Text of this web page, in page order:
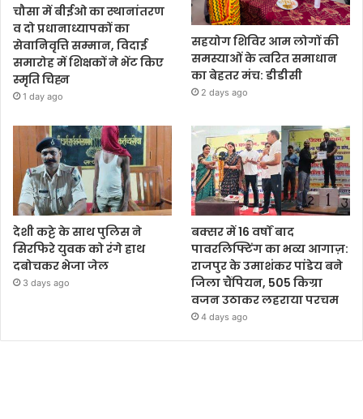
चौसा में बीईओ का स्थानांतरण
व दो प्रधानाध्यापकों का
सेवानिवृत्ति सम्मान, विदाई
समारोह में शिक्षकों ने भेंट किए
स्मृति चिह्न
1 day ago
सहयोग शिविर आम लोगों की
समस्याओं के त्वरित समाधान
का बेहतर मंच: डीडीसी
2 days ago
देशी कट्टे के साथ पुलिस ने
सिरफिरे युवक को रंगे हाथ
दबोचकर भेजा जेल
3 days ago
बक्सर में 16 वर्षों बाद
पावरलिफ्टिंग का भव्य आगाज़:
राजपुर के उमाशंकर पांडेय बने
जिला चैंपियन, 505 किग्रा
वजन उठाकर लहराया परचम
4 days ago